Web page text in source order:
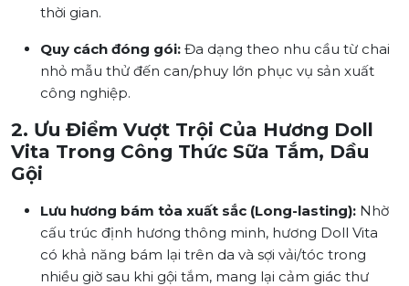
thời gian.
Quy cách đóng gói: Đa dạng theo nhu cầu từ chai
nhỏ mẫu thử đến can/phuy lớn phục vụ sản xuất
công nghiệp.
2. Ưu Điểm Vượt Trội Của Hương Doll
Vita Trong Công Thức Sữa Tắm, Dầu
Gội
Lưu hương bám tỏa xuất sắc (Long-lasting): Nhờ
cấu trúc định hương thông minh, hương Doll Vita
có khả năng bám lại trên da và sợi vải/tóc trong
nhiều giờ sau khi gội tắm, mang lại cảm giác thư